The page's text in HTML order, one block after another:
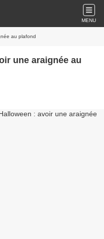
MENU
au plafond
une araignée au